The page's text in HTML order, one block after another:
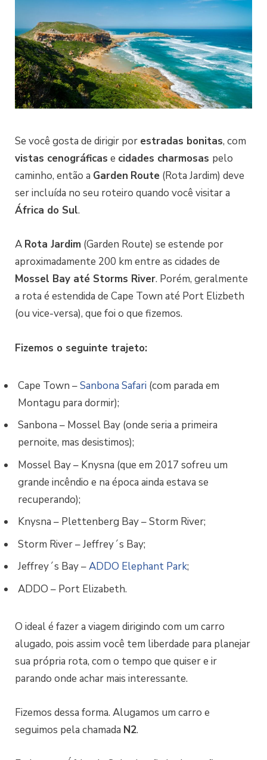
Se você gosta de dirigir por estradas bonitas, com
vistas cenográficas e cidades charmosas pelo
caminho, então a Garden Route (Rota Jardim) deve
ser incluída no seu roteiro quando você visitar a
África do Sul.
A Rota Jardim (Garden Route) se estende por
aproximadamente 200 km entre as cidades de
Mossel Bay até Storms River. Porém, geralmente
a rota é estendida de Cape Town até Port Elizbeth
(ou vice-versa), que foi o que fizemos.
Fizemos o seguinte trajeto:
Cape Town –Sanbona Safari (com parada em
Montagu para dormir);
Sanbona – Mossel Bay (onde seria a primeira
pernoite, mas desistimos);
Mossel Bay – Knysna (que em 2017 sofreu um
grande incêndio e na época ainda estava se
recuperando);
Knysna – Plettenberg Bay – Storm River;
Storm River – Jeffrey´s Bay;
Jeffrey´s Bay –ADDO Elephant Park;
ADDO – Port Elizabeth.
O ideal é fazer a viagem dirigindo com um carro
alugado, pois assim você tem liberdade para planejar
sua própria rota, com o tempo que quiser e ir
parando onde achar mais interessante.
Fizemos dessa forma. Alugamos um carro e
seguimos pela chamada N2.